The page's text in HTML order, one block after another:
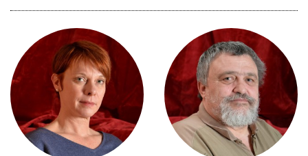
SABRINA PERROCHON JEAN-MARC PYTHOUD